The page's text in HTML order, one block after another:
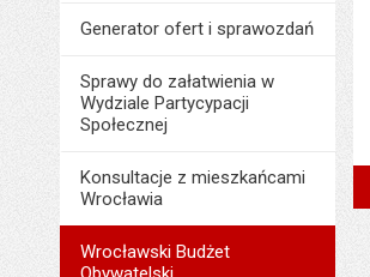
Generator ofert i sprawozdań
Sprawy do załatwienia w
Wydziale Partycypacji
Społecznej
Konsultacje z mieszkańcami
Wrocławia
Wrocławski Budżet